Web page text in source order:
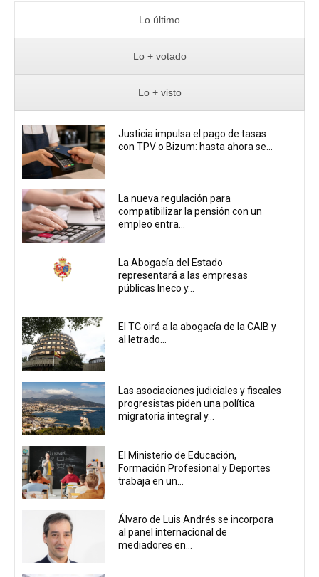
Lo último
Lo + votado
Lo + visto
Justicia impulsa el pago de tasas
con TPV o Bizum: hasta ahora se...
La nueva regulación para
compatibilizar la pensión con un
empleo entra...
La Abogacía del Estado
representará a las empresas
públicas Ineco y...
El TC oirá a la abogacía de la CAIB y
al letrado...
Las asociaciones judiciales y fiscales
progresistas piden una política
migratoria integral y...
El Ministerio de Educación,
Formación Profesional y Deportes
trabaja en un...
Álvaro de Luis Andrés se incorpora
al panel internacional de
mediadores en...